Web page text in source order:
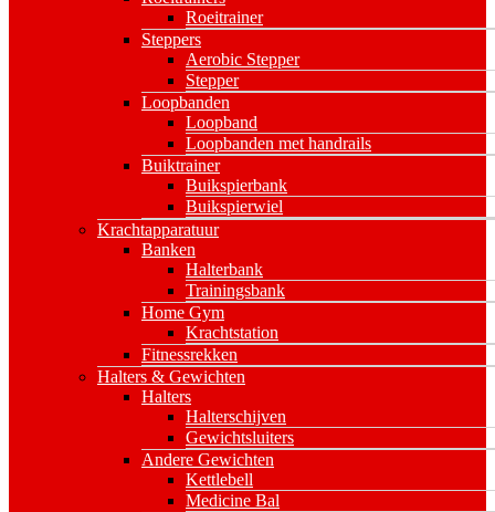
Roeitrainer
Steppers
Aerobic Stepper
Stepper
Loopbanden
Loopband
Loopbanden met handrails
Buiktrainer
Buikspierbank
Buikspierwiel
Krachtapparatuur
Banken
Halterbank
Trainingsbank
Home Gym
Krachtstation
Fitnessrekken
Halters & Gewichten
Halters
Halterschijven
Gewichtsluiters
Andere Gewichten
Kettlebell
Medicine Bal